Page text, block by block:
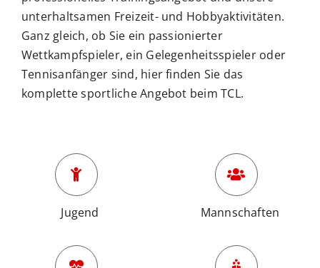
Suche
nach:
unterhaltsamen Freizeit- und Hobbyaktivitäten.
Ganz gleich, ob Sie ein passionierter
Wettkampfspieler, ein Gelegenheitsspieler oder
Tennisanfänger sind, hier finden Sie das
komplette sportliche Angebot beim TCL.
Jugend Mannschaften